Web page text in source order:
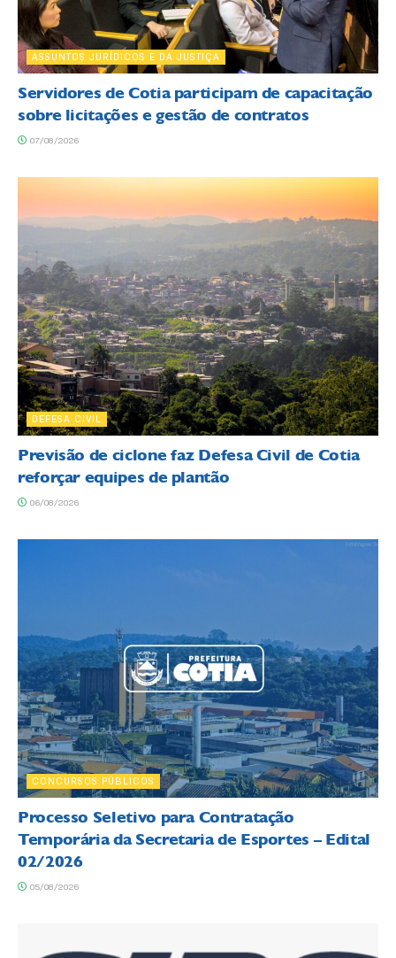
ASSUNTOS JURÍDICOS E DA JUSTIÇA
Servidores de Cotia participam de capacitação
sobre licitações e gestão de contratos
07/08/2026
DEFESA CIVIL
Previsão de ciclone faz Defesa Civil de Cotia
reforçar equipes de plantão
06/08/2026
CONCURSOS PÚBLICOS
Processo Seletivo para Contratação
Temporária da Secretaria de Esportes – Edital
02/2026
05/08/2026